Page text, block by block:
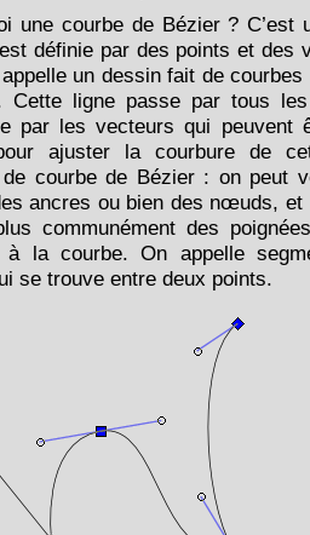
une courbe de Bézier ? C’est
définie par des points et des
appelle un dessin fait de
Cette ligne passe par tous
par les vecteurs qui peuvent
ajuster la courbure de
courbe de Bézier : on peut
ancres ou bien des nœuds, et
communément des
à la courbe. On appelle
se trouve entre deux points.